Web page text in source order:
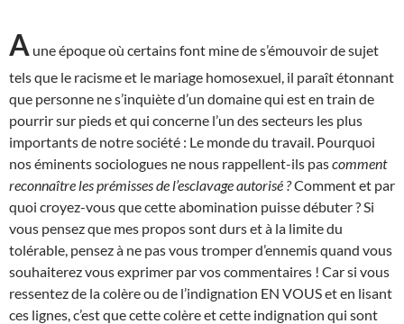
A une époque où certains font mine de s’émouvoir de sujet
tels que le racisme et le mariage homosexuel, il paraît étonnant
que personne ne s’inquiète d’un domaine qui est en train de
pourrir sur pieds et qui concerne l’un des secteurs les plus
importants de notre société : Le monde du travail. Pourquoi
nos éminents sociologues ne nous rappellent-ils pascomment
reconnaître les prémisses de l’esclavage autorisé ?Comment et par
quoi croyez-vous que cette abomination puisse débuter ? Si
vous pensez que mes propos sont durs et à la limite du
tolérable, pensez à ne pas vous tromper d’ennemis quand vous
souhaiterez vous exprimer par vos commentaires ! Car si vous
ressentez de la colère ou de l’indignation EN VOUS et en lisant
ces lignes, c’est que cette colère et cette indignation qui sont